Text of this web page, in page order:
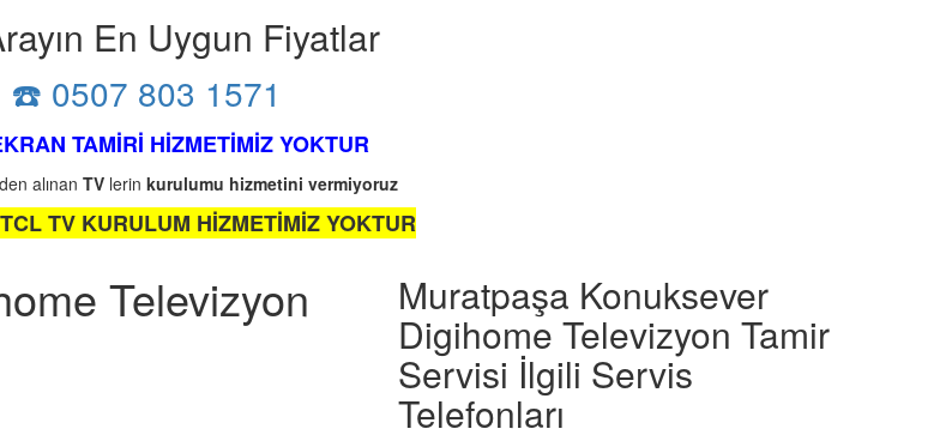
En Uygun Fiyatlar
☎️ 0507 803 1571
TAMİRİ HİZMETİMİZ YOKTUR
den alınan TV lerin kurulumu hizmetini vermiyoruz
TV KURULUM HİZMETİMİZ YOKTUR
Televizyon Muratpaşa Konuksever
Digihome Televizyon Tamir
Servisi İlgili Servis
Telefonları